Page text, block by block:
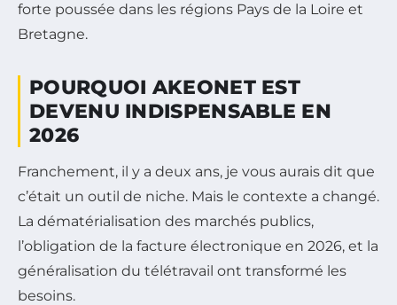
forte poussée dans les régions Pays de la Loire et
Bretagne.
POURQUOI AKEONET EST
DEVENU INDISPENSABLE EN
2026
Franchement, il y a deux ans, je vous aurais dit que
c’était un outil de niche. Mais le contexte a changé.
La dématérialisation des marchés publics,
l’obligation de la facture électronique en 2026, et la
généralisation du télétravail ont transformé les
besoins.